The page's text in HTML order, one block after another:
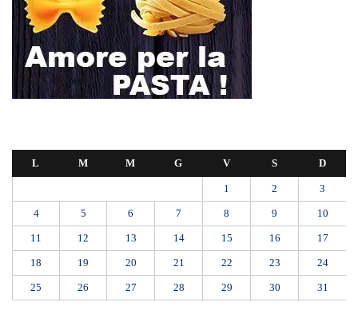
L M M G V S D
1 2 3
4 5 6 7 8 9 10
11 12 13 14 15 16 17
18 19 20 21 22 23 24
25 26 27 28 29 30 31